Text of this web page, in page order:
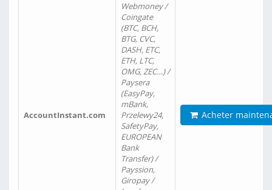
AccountInstant.com
Webmoney /
Coingate
(BTC, BCH,
BTG, CVC,
DASH, ETC,
ETH, LTC,
OMG, ZEC…) /
Paysera
(EasyPay,
mBank,
Przelewy24,
SafetyPay,
EUROPEAN
Bank
Transfer) /
Payssion,
Giropay /
Acheter